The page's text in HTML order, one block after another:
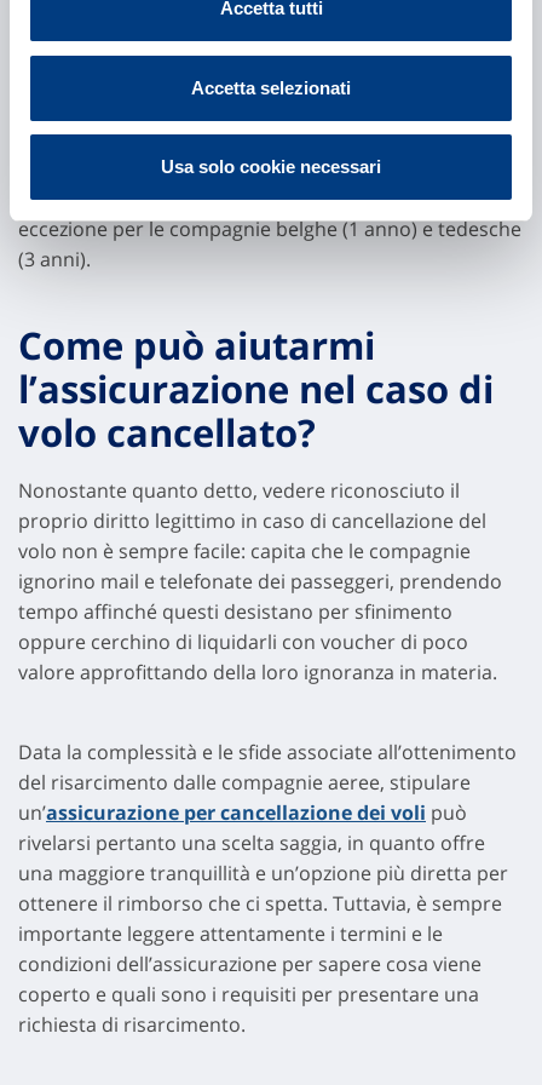
Accetta tutti
Accetta selezionati
Usa solo cookie necessari
volo cancellato?
inoltrare il proprio reclamoentro 2 annia partire dalla
data del volo in questione. Standard che viene
rispettato per la maggior parte dei paesi europei, fatta
eccezione per le compagnie belghe (1 anno) e tedesche
(3 anni).
Come può aiutarmi
l’assicurazione nel caso di
volo cancellato?
Nonostante quanto detto, vedere riconosciuto il
proprio diritto legittimo in caso di cancellazione del
volo non è sempre facile: capita che le compagnie
ignorino mail e telefonate dei passeggeri, prendendo
tempo affinché questi desistano per sfinimento
oppure cerchino di liquidarli con voucher di poco
valore approfittando della loro ignoranza in materia.
Data la complessità e le sfide associate all’ottenimento
del risarcimento dalle compagnie aeree, stipulare
un’assicurazione per cancellazione dei voli può
rivelarsi pertanto una scelta saggia, in quanto offre
una maggiore tranquillità e un’opzione più diretta per
ottenere il rimborso che ci spetta. Tuttavia, è sempre
importante leggere attentamente i termini e le
condizioni dell’assicurazione per sapere cosa viene
coperto e quali sono i requisiti per presentare una
richiesta di risarcimento.